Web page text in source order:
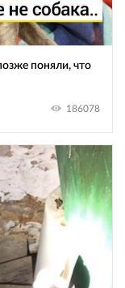
поняли, что
186078